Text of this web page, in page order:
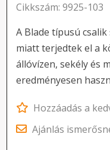
Cikkszám: 9925-103
A Blade típusú
miatt terjedtek el a
állóvízen, sekély és
eredményesen
Hozzáadás a
Ajánlás